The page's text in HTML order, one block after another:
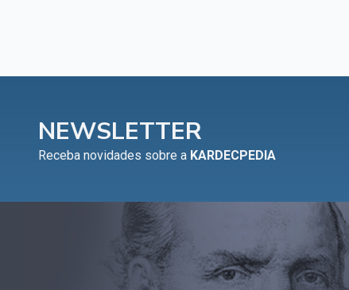
NEWSLETTER
Receba novidades sobre a KARDECPEDIA